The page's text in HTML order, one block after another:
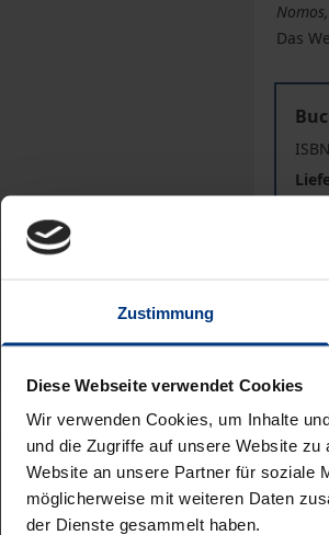
Zustimmung
Diese Webseite verwendet Cookies
Wir verwenden Cookies, um Inhalte
und die Zugriffe auf unsere Website
Website an unsere Partner für soziale
möglicherweise mit weiteren Daten
der Dienste gesammelt haben.
Das
Bibliografische